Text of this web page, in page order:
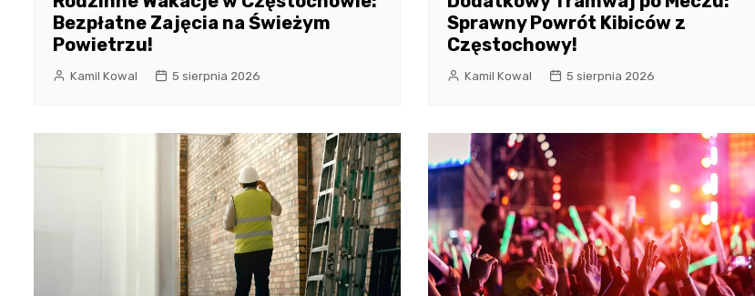
Bezpłatne Zajęcia na Świeżym
Powietrzu!
Kamil Kowal 5 sierpnia 2026
Sprawny Powrót Kibiców z
Częstochowy!
Kamil Kowal 5 sierpnia 2026